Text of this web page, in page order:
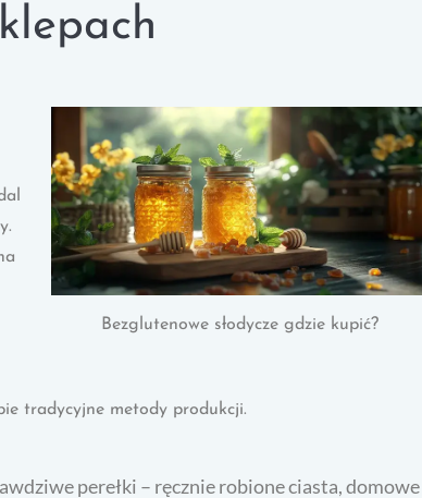
Bezglutenowe słodycze gdzie kupić?
tradycyjne metody produkcji.
perełki – ręcznie robione ciasta, domowe